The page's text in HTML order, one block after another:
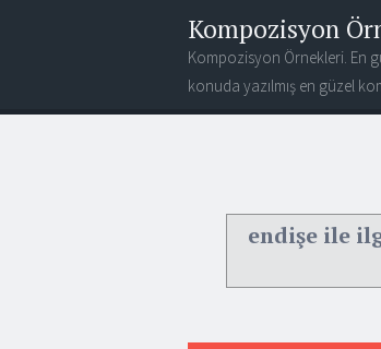
Kompozisyon
Kompozisyon Örnekleri. En
konuda yazılmış en güzel
endişe ile